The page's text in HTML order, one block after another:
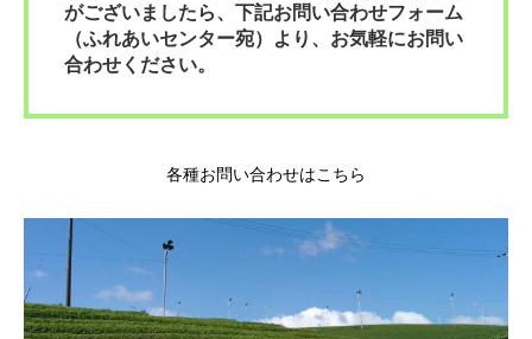
がございましたら、下記お問い合わせフォーム
（ふれあいセンター宛）より、お気軽にお問い
合わせください。
各種お問い合わせはこちら